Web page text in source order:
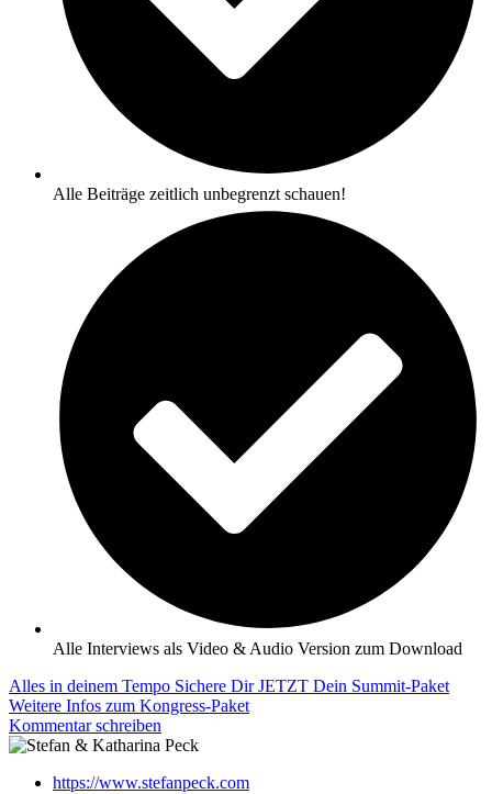
Alle Beiträge zeitlich unbegrenzt schauen!
Alle Interviews als Video & Audio Version zum Download
Alles in deinem Tempo Sichere Dir JETZT Dein Summit-Paket
Weitere Infos zum Kongress-Paket
Kommentar schreiben
https://www.stefanpeck.com